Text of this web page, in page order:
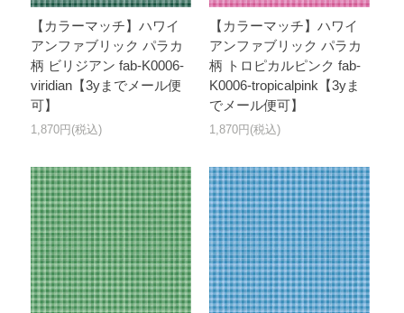
【カラーマッチ】ハワイ
アンファブリック パラカ
柄 ビリジアン fab-K0006-
viridian【3yまでメール便
可】
1,870円(税込)
【カラーマッチ】ハワイ
アンファブリック パラカ
柄 トロピカルピンク fab-
K0006-tropicalpink【3yま
でメール便可】
1,870円(税込)